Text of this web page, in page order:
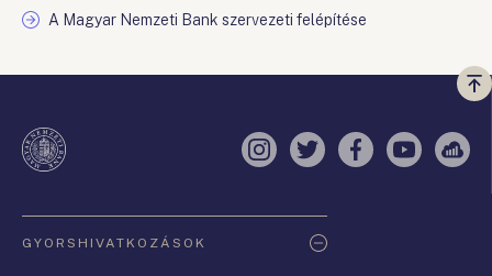
A Magyar Nemzeti Bank szervezeti felépítése
a
Instagram
TwitterFacebook
YouTube
GYORSHIVATKOZÁSOK